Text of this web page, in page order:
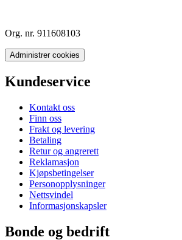
Org. nr. 911608103
Administrer cookies
Kundeservice
Kontakt oss
Finn oss
Frakt og levering
Betaling
Retur og angrerett
Reklamasjon
Kjøpsbetingelser
Personopplysninger
Nettsvindel
Informasjonskapsler
Bonde og bedrift